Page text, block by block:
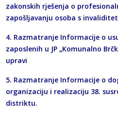
zakonskih rješenja o
zapošljavanju osoba s
4. Razmatranje Informacije o
zaposlenih u JP „Komunalno
upravi
5. Razmatranje Informacije o
organizaciju i realizaciju 38.
distriktu.